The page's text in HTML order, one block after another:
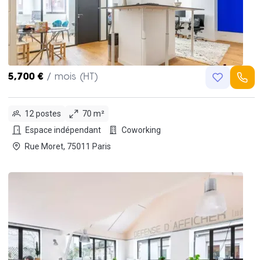
5,700 € / mois (HT)
12 postes
70 m²
Espace indépendant
Coworking
Rue Moret, 75011 Paris